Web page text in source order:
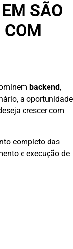
SÃO
COM
backend,
a oportunidade
crescer com
completo das
e execução de